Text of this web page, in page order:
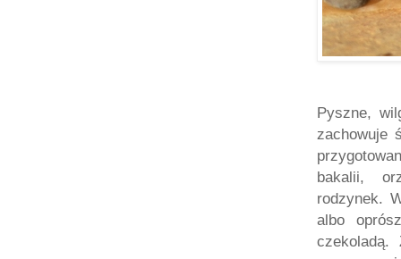
Pyszne,
zachowuje
bakalii,
rodzynek.
albo
czekoladą.